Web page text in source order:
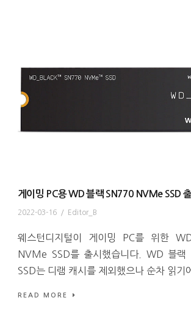
게이밍 PC용 WD 블랙 SN770 NVMe SSD 출
2022-03-16 / Editor_B
웨스턴디지털이 게이밍 PC를 위한
NVMe SSD를 출시했습니다. WD 블
SSD는 디램 캐시를 제외했으나 순차 읽기
READ MORE